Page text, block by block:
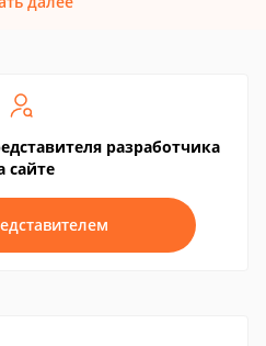
разработчика
сайте